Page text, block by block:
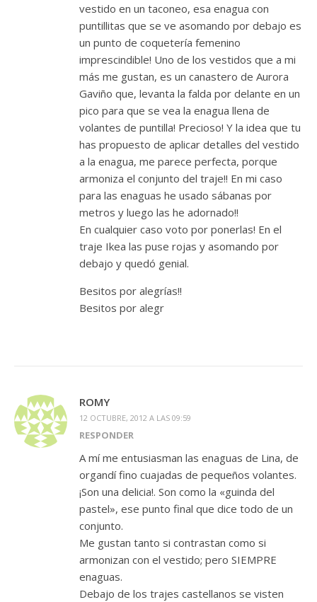
vestido en un taconeo, esa enagua con
puntillitas que se ve asomando por debajo es
un punto de coquetería femenino
imprescindible! Uno de los vestidos que a mi
más me gustan, es un canastero de Aurora
Gaviño que, levanta la falda por delante en un
pico para que se vea la enagua llena de
volantes de puntilla! Precioso! Y la idea que tu
has propuesto de aplicar detalles del vestido
a la enagua, me parece perfecta, porque
armoniza el conjunto del traje!! En mi caso
para las enaguas he usado sábanas por
metros y luego las he adornado!!
En cualquier caso voto por ponerlas! En el
traje Ikea las puse rojas y asomando por
debajo y quedó genial.
Besitos por alegrías!!
Besitos por alegr
ROMY
12 OCTUBRE, 2012 A LAS 09:59
RESPONDER
A mí me entusiasman las enaguas de Lina, de
organdí fino cuajadas de pequeños volantes.
¡Son una delicia!. Son como la «guinda del
pastel», ese punto final que dice todo de un
conjunto.
Me gustan tanto si contrastan como si
armonizan con el vestido; pero SIEMPRE
enaguas.
Debajo de los trajes castellanos se visten